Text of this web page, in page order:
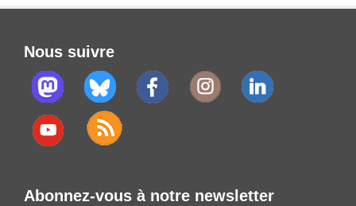
Nous suivre
Abonnez-vous à notre newsletter